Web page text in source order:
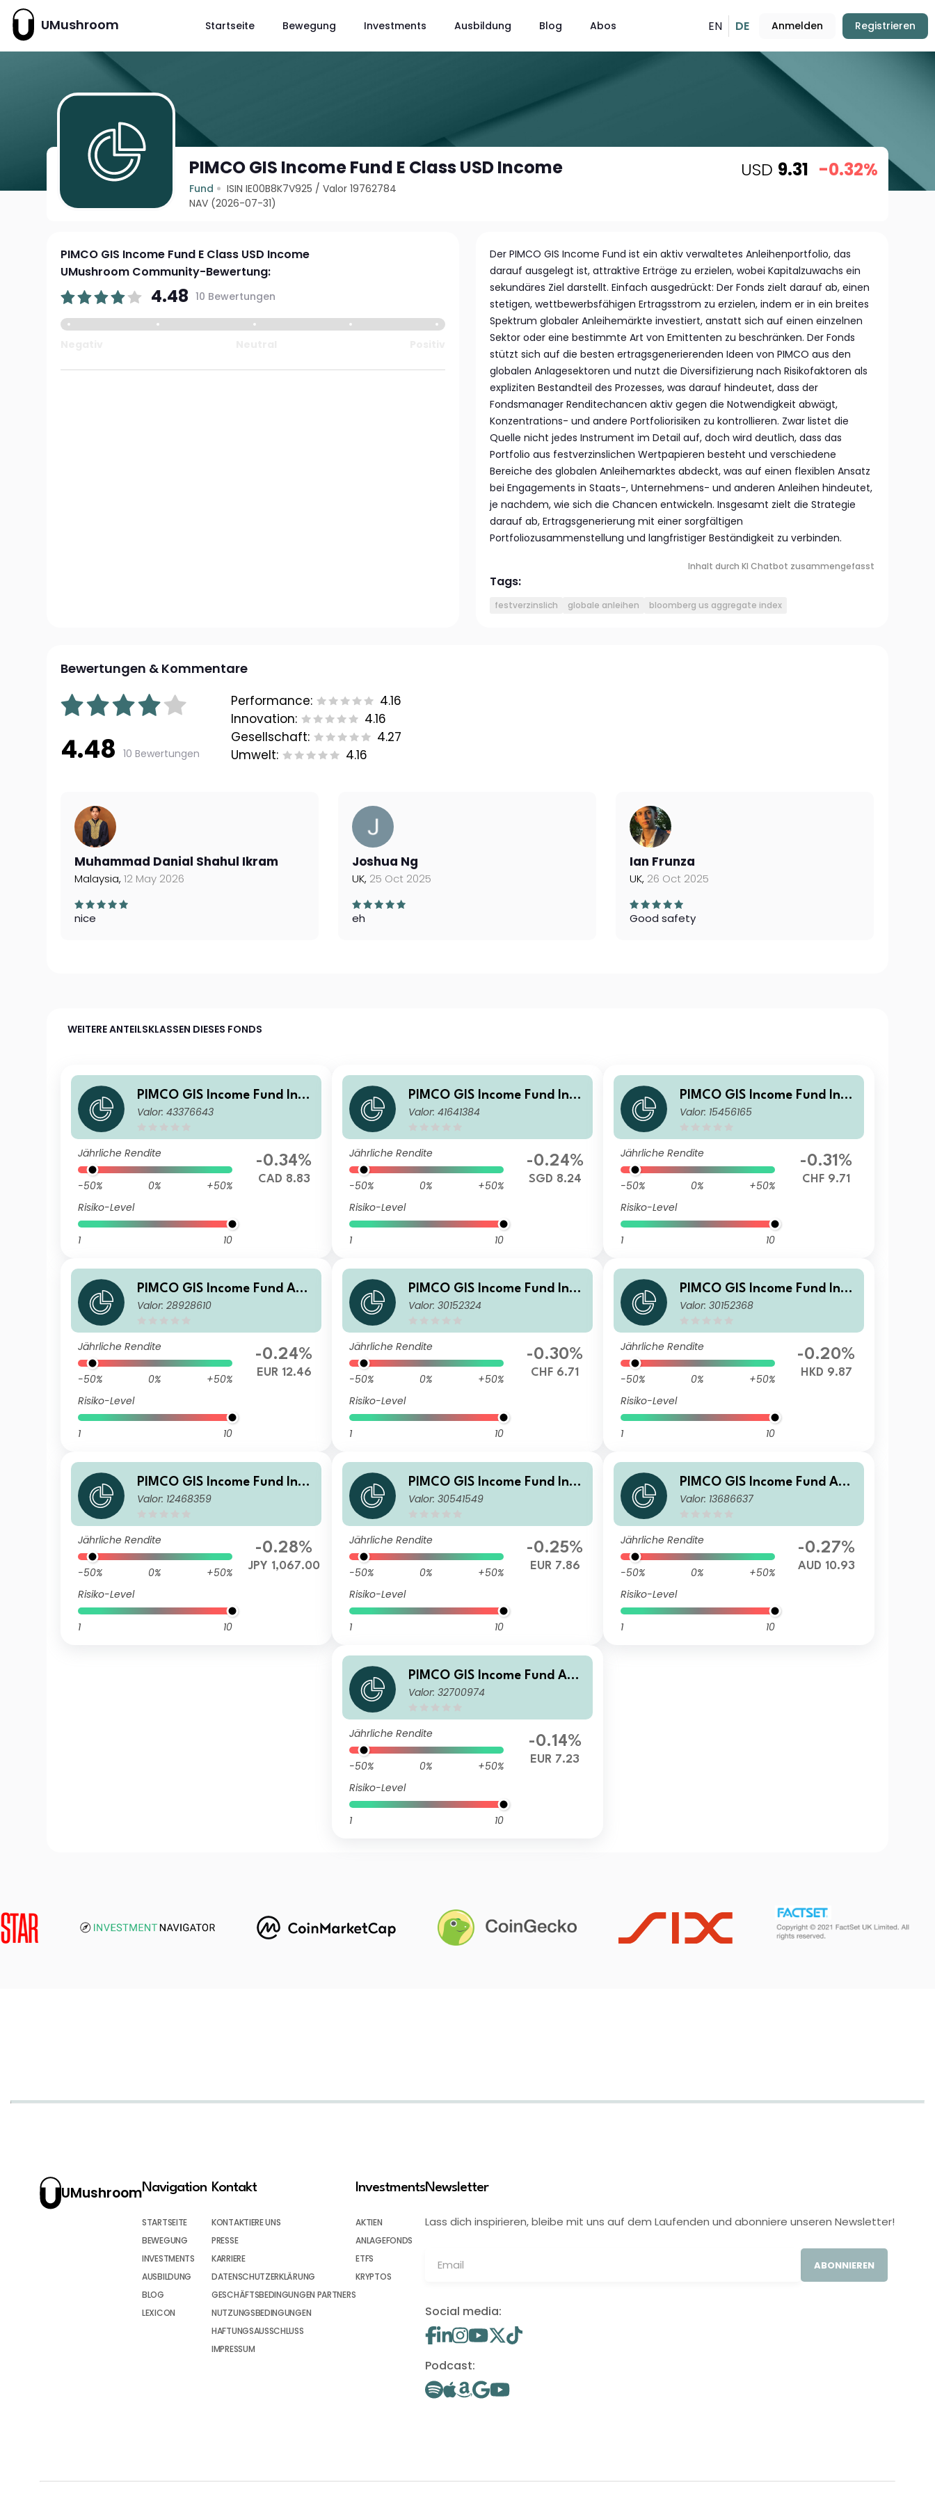
UMushroom Startseite Bewegung Investments Ausbildung Blog Abos EN DE Anmelden Registrieren
PIMCO GIS Income Fund E Class USD Income
Fund ISIN IE00B8K7V925 /Valor 19762784
NAV (2026-07-31)
USD 9.31 -0.32%
PIMCO GIS Income Fund E Class USD Income
UMushroom Community-Bewertung:
4.48 10 Bewertungen
Der PIMCO GIS Income Fund ist ein aktiv verwaltetes Anleihenportfolio, das
darauf ausgelegt ist, attraktive Erträge zu erzielen, wobei Kapitalzuwachs ein
sekundäres Ziel darstellt. Einfach ausgedrückt: Der Fonds zielt darauf ab, einen
stetigen, wettbewerbsfähigen Ertragsstrom zu erzielen, indem er in ein breites
Spektrum globaler Anleihemärkte investiert, anstatt sich auf einen einzelnen
Sektor oder eine bestimmte Art von Emittenten zu beschränken. Der Fonds
stützt sich auf die besten ertragsgenerierenden Ideen von PIMCO aus den
globalen Anlagesektoren und nutzt die Diversifizierung nach Risikofaktoren als
expliziten Bestandteil des Prozesses, was darauf hindeutet, dass der
Fondsmanager Renditechancen aktiv gegen die Notwendigkeit abwägt,
Konzentrations- und andere Portfoliorisiken zu kontrollieren. Zwar listet die
Quelle nicht jedes Instrument im Detail auf, doch wird deutlich, dass das
Portfolio aus festverzinslichen Wertpapieren besteht und verschiedene
Bereiche des globalen Anleihemarktes abdeckt, was auf einen flexiblen Ansatz
bei Engagements in Staats-, Unternehmens- und anderen Anleihen hindeutet,
je nachdem, wie sich die Chancen entwickeln. Insgesamt zielt die Strategie
darauf ab, Ertragsgenerierung mit einer sorgfältigen
Portfoliozusammenstellung und langfristiger Beständigkeit zu verbinden.
Inhalt durch KI Chatbot zusammengefasst
Tags:
festverzinslich globale anleihen bloomberg us aggregate index
Bewertungen & Kommentare
4.48 10 Bewertungen
Performance:
4.16
Innovation:
4.16
Gesellschaft:
4.27
Umwelt:
4.16
Muhammad Danial Shahul Ikram
Malaysia,12 May 2026
nice
Joshua Ng
UK, 25 Oct 2025
eh
Ian Frunza
UK, 26 Oct 2025
Good safety
WEITERE ANTEILSKLASSEN DIESES FONDS
PIMCO GIS Income Fund Insti
tutional CAD Hedged Income
Valor: 43376643
Jährliche Rendite
-50% 0%
+50%
Risiko-Level
1 10
-0.34%
CAD 8.83
PIMCO GIS Income Fund Inve
stor SGD (Hedged) Income
Valor: 41641384
Jährliche Rendite
-50% 0%
+50%
Risiko-Level
1 10
-0.24%
SGD 8.24
PIMCO GIS Income Fund Inve
stor CHF (Hedged) Income
Valor: 15456165
Jährliche Rendite
-50% 0%
+50%
Risiko-Level
1 10
-0.31%
CHF 9.71
PIMCO GIS Income Fund Ad
ministrative EUR (Hedged) A
Valor: 28928610
Jährliche Rendite
-50% 0%
+50%
Risiko-Level
1 10
-0.24%
EUR 12.46
PIMCO GIS Income Fund Insti
tutional CHF (Hedged) Incom
Valor: 30152324
Jährliche Rendite
-50% 0%
+50%
Risiko-Level
1 10
-0.30%
CHF 6.71
PIMCO GIS Income Fund Insti
tutional HKD (Unhedged) Inc
Valor: 30152368
Jährliche Rendite
-50% 0%
+50%
Risiko-Level
1 10
-0.20%
HKD 9.87
PIMCO GIS Income Fund Insti
tutional JPY (Hedged) Accum
Valor: 12468359
Jährliche Rendite
-50% 0%
+50%
Risiko-Level
1 10
-0.28%
JPY 1,067.00
PIMCO GIS Income Fund Inve
stor EUR (Hedged) Income A
Valor: 30541549
Jährliche Rendite
-50% 0%
+50%
Risiko-Level
1 10
-0.25%
EUR 7.86
PIMCO GIS Income Fund Ad
ministrative AUD (Hedged) A
Valor: 13686637
Jährliche Rendite
-50% 0%
+50%
Risiko-Level
1 10
-0.27%
AUD 10.93
PIMCO GIS Income Fund Ad
ministrative EUR (Hedged) In
Valor: 32700974
Jährliche Rendite
-50% 0%
+50%
Risiko-Level
1 10
-0.14%
EUR 7.23
UMushroomNavigation
STARTSEITE
BEWEGUNG
INVESTMENTS
AUSBILDUNG
BLOG
LEXICON
Kontakt
KONTAKTIERE UNS
PRESSE
KARRIERE
DATENSCHUTZERKLÄRUNG
GESCHÄFTSBEDINGUNGEN PARTNERS
NUTZUNGSBEDINGUNGEN
HAFTUNGSAUSSCHLUSS
IMPRESSUM
Investments
AKTIEN
ANLAGEFONDS
ETFS
KRYPTOS
Newsletter
Lass dich inspirieren, bleibe mit uns auf dem Laufenden und abonniere unseren Newsletter!
ABONNIEREN
Social media:
Podcast: